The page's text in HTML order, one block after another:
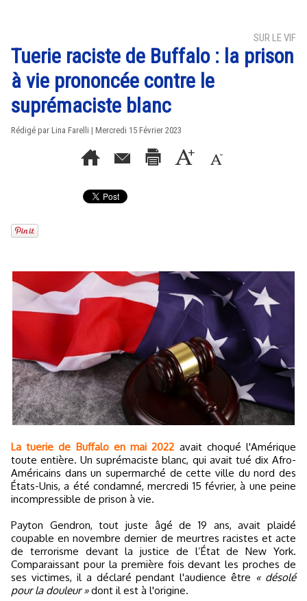
SUR LE VIF
Tuerie raciste de Buffalo : la prison
à vie prononcée contre le
suprémaciste blanc
Rédigé par Lina Farelli | Mercredi 15 Février 2023
La tuerie de Buffalo en mai 2022 avait choqué l'Amérique
toute entière. Un suprémaciste blanc, qui avait tué dix Afro-
Américains dans un supermarché de cette ville du nord des
États-Unis, a été condamné, mercredi 15 février, à une peine
incompressible de prison à vie.
Payton Gendron, tout juste âgé de 19 ans, avait plaidé
coupable en novembre dernier de meurtres racistes et acte
de terrorisme devant la justice de l’État de New York.
Comparaissant pour la première fois devant les proches de
ses victimes, il a déclaré pendant l'audience être « désolé
pour la douleur »dont il est à l'origine.